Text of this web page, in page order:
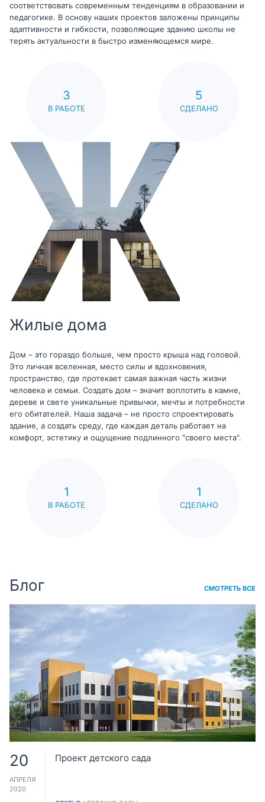
соответствовать современным тенденциям в образовании и
педагогике. В основу наших проектов заложены принципы
адаптивности и гибкости, позволяющие зданию школы не
терять актуальности в быстро изменяющемся мире.
3
В РАБОТЕ
5
СДЕЛАНО
Жилые дома
Дом – это гораздо больше, чем просто крыша над головой.
Это личная вселенная, место силы и вдохновения,
пространство, где протекает самая важная часть жизни
человека и семьи. Создать дом – значит воплотить в камне,
дереве и свете уникальные привычки, мечты и потребности
его обитателей. Наша задача – не просто спроектировать
здание, а создать среду, где каждая деталь работает на
комфорт, эстетику и ощущение подлинного "своего места".
1
В РАБОТЕ
1
СДЕЛАНО
Блог СМОТРЕТЬ ВСЕ
20
АПРЕЛЯ
2020
Проект детского сада